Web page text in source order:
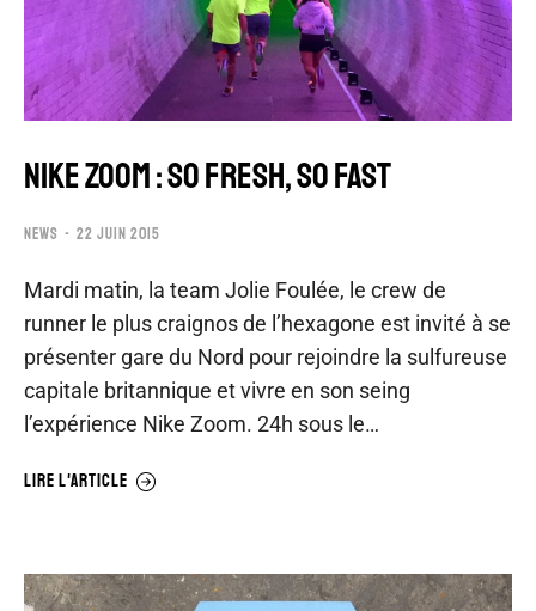
NIKE ZOOM : SO FRESH, SO FAST
NEWS 22 JUIN 2015
Mardi matin, la team Jolie Foulée, le crew de
runner le plus craignos de l’hexagone est invité à se
présenter gare du Nord pour rejoindre la sulfureuse
capitale britannique et vivre en son seing
l’expérience Nike Zoom. 24h sous le…
LIRE L'ARTICLE